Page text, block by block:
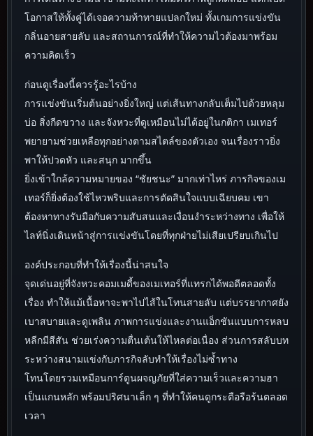
โอกาสให้ทั้งคู่ได้เจอความท้าทายแปลกใหม่ ทั้งเกมการแข่งขัน
กลิ่นอายสายลับ และสถานการณ์ที่ทำให้ความไวต้องมาพร้อม
ความคิดเร็ว
ก่อนดูเรื่องนี้ควรรู้อะไรบ้าง
การแข่งขันเริ่มต้นอย่างยิ่งใหญ่ แต่เส้นทางกลับเต็มไปด้วยหลุม
บ่อ สิ่งกีดขวาง และจังหวะที่ดูเหมือนไม่ได้อยู่ในกติกา เมเทอร์
พยายามช่วยเหลือทุกอย่างตามสไตล์ของตัวเอง จนเรื่องราวยิ่ง
พาให้ปวดหัว และสนุก มากขึ้น
ยิ่งเข้าใกล้ความหมายของ “ชัยชนะ” มากเท่าไหร่ ภารกิจของเม
เทอร์ก็ยิ่งต้องใช้ไหวพริบและการตัดสินใจแบบเฉียบคม เขา
ต้องหาทางรับมือกับความสับสนและเงื่อนงำระหว่างทาง เพื่อให้
ไลท์นิ่งเดินหน้าสู่การแข่งขันโดยที่ทุกฝ่ายไม่เสียเปรียบเกินไป
องค์ประกอบที่ทำให้เรื่องนี้น่าสนใจ
จุดเด่นอยู่ที่จังหวะคอมเมดี้ของเมเทอร์ที่แทรกได้พอดีตลอดทั้ง
เรื่อง ทำให้แม้เนื้อหาจะพาไปไส้ในโทนสายลับ แต่บรรยากาศยัง
เบาสบายและดูเพลิน ภาพการแข่งและงานแอ็กชันแบบการหลบ
หลีกมีสีสัน ช่วยเร่งความตื่นเต้นให้ไหลต่อเนื่อง ส่วนการสลับบท
ระหว่างสนามแข่งกับภารกิจลับทำให้เรื่องไม่ซ้ำทาง
โทนโดยรวมเหมือนการ์ตูนผจญภัยที่ใส่ความเร็วและความฮา
เป็นแกนหลัก พร้อมปริศนาเล็ก ๆ ที่ทำให้คนดูกระตือรือร้นตลอด
เวลา